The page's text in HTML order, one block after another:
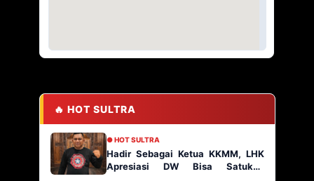
🔥 HOT SULTRA
● HOT SULTRA
Hadir Sebagai Ketua KKMM, LHK
Apresiasi DW Bisa Satukan